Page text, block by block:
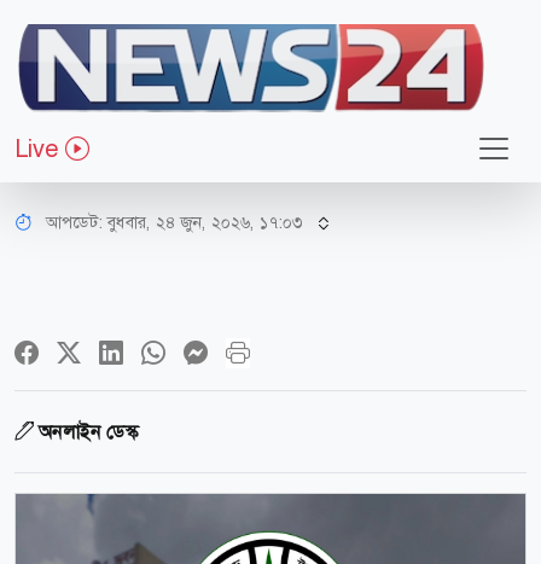
Live
জাতীয়
মোটরযানের মালিকানা পরিবর্তন নিয়ে
জরুরি নির্দেশনা
আপডেট: বুধবার, ২৪ জুন, ২০২৬, ১৭:০৩
অনলাইন ডেস্ক